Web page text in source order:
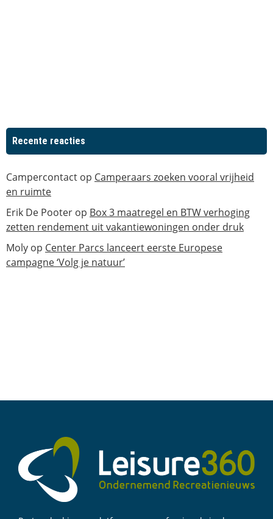
Recente reacties
Campercontact op Camperaars zoeken vooral vrijheid
en ruimte
Erik De Pooter op Box 3 maatregel en BTW verhoging
zetten rendement uit vakantiewoningen onder druk
Moly op Center Parcs lanceert eerste Europese
campagne ‘Volg je natuur’